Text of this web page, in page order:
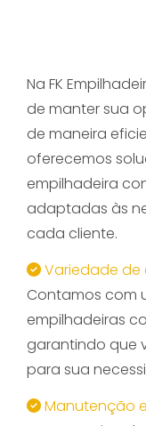
Na FK
de manter sua
de maneira
oferecemos
empilhadeira
adaptadas às
cada cliente.
Variedade
Contamos com
empilhadeiras
garantindo que
para sua
Manutenção